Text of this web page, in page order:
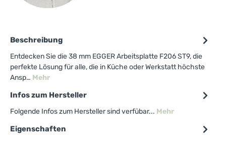
Beschreibung
Entdecken Sie die 38 mm EGGER Arbeitsplatte F206 ST9, die
perfekte Lösung für alle, die in Küche oder Werkstatt höchste
Ansp… Mehr
Infos zum Hersteller
Folgende Infos zum Hersteller sind verfübar... Mehr
Eigenschaften